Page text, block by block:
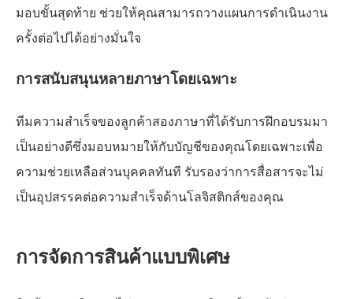
มอบขั้นสุดท้าย ช่วยให้คุณสามารถวางแผนการดำเนินงาน
ครั้งต่อไปได้อย่างมั่นใจ
การสนับสนุนหลายภาษาโดยเฉพาะ
ทีมความสำเร็จของลูกค้าสองภาษาที่ได้รับการฝึกอบรมมา
เป็นอย่างดีซึ่งมอบหมายให้กับบัญชีของคุณโดยเฉพาะเพื่อ
ความช่วยเหลือส่วนบุคคลทันที รับรองว่าการสื่อสารจะไม่
เป็นอุปสรรคต่อความสำเร็จด้านโลจิสติกส์ของคุณ
การจัดการสินค้าแบบพิเศษ